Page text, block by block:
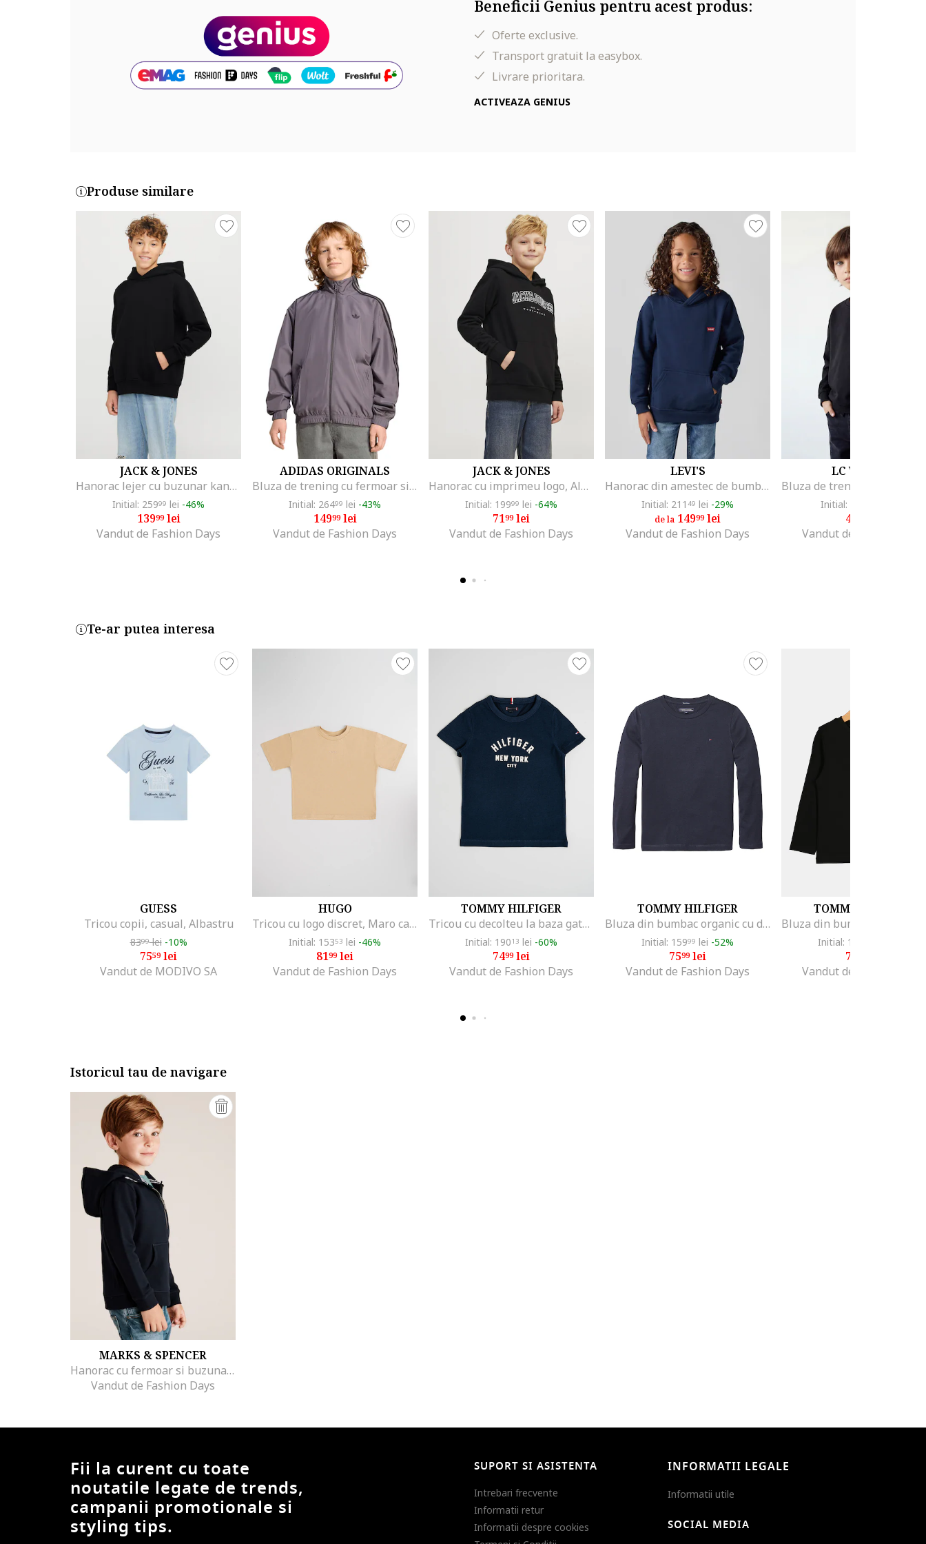
Exterior: 85% bumbac, 15% poliester
Beneficii Genius pentru acest produs:
Oferte exclusive.
Transport gratuit la easybox.
Livrare prioritara.
ACTIVEAZA GENIUS
Produse similare
JACK & JONES
Hanorac lejer cu buzunar kangaroo, Negru
Initial: 25999 lei -46%
13999lei
Vandut de Fashion Days
ADIDAS ORIGINALS
Bluza de trening cu fermoar si dungi laterale, Negru/Gri inchis
Initial: 26499 lei -43%
14999lei
Vandut de Fashion Days
JACK & JONES
Hanorac cu imprimeu logo, Alb/Negru
Initial: 19999 lei -64%
7199lei
Vandut de Fashion Days
LEVI'S
Hanorac din amestec de bumbac cu buzunar kangaroo, Bleumarin
Initial: 211 49 lei -29%
de la 14999lei
Vandut de Fashion Days
LC WAIKIKI
Initial: 74
44
Vandut de Fashion Days
Te-ar putea interesa
GUESS
Tricou copii, casual, Albastru
8399lei -10%
7559lei
Vandut de MODIVO SA
HUGO
Tricou cu logo discret, Maro camel
Initial: 15353 lei -46%
8199lei
Vandut de Fashion Days
TOMMY HILFIGER
Tricou cu decolteu la baza gatului si imprimeu logo, Albastru inchis/Alb murdar
Initial: 19013 lei -60%
7499lei
Vandut de Fashion Days
TOMMY HILFIGER
Bluza din bumbac organic cu detaliu logo, Bleumarin
Initial: 15999 lei -52%
7599lei
Vandut de Fashion Days
TOMMY HILFIGER
Initial: 159
74
Vandut de Fashion Days
Istoricul tau de navigare
MARKS & SPENCER
Hanorac cu fermoar si buzunare oblice
Vandut de Fashion Days
Fii la curent cu toate
noutatile legate de trends,
campanii promotionale si
styling tips.
SUPORT SI ASISTENTA
Intrebari frecvente
Informatii retur
Informatii despre cookies
INFORMATII LEGALE
Informatii utile
SOCIAL MEDIA